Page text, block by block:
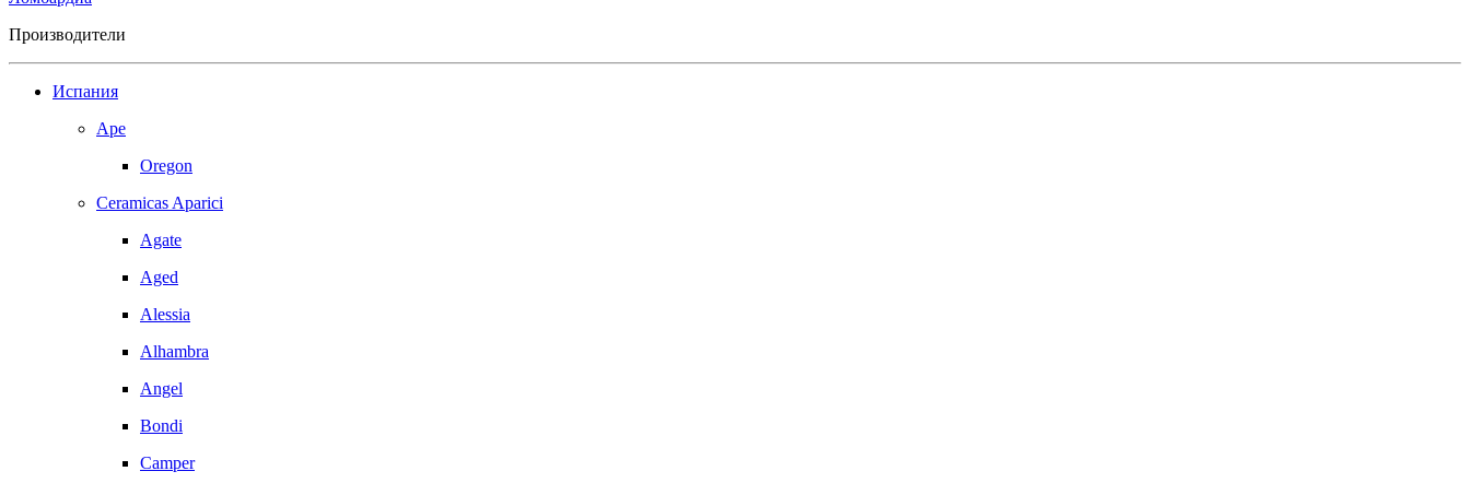
Производители
Испания
Ape
Oregon
Ceramicas Aparici
Agate
Aged
Alessia
Alhambra
Angel
Bondi
Camper